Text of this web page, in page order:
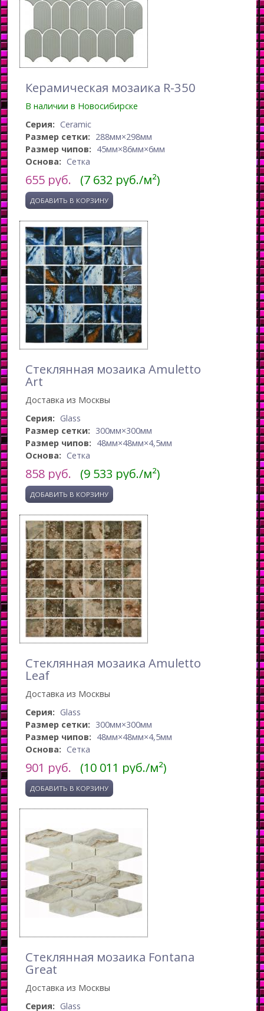
Керамическая мозаика R-350
В наличии в Новосибирске
Серия: Ceramic
Размер сетки: 288мм×298мм
Размер чипов: 45мм×86мм×6мм
Основа: Сетка
655 руб. (7 632 руб./м²)
Стеклянная мозаика Amuletto
Art
Доставка из Москвы
Серия: Glass
Размер сетки: 300мм×300мм
Размер чипов: 48мм×48мм×4,5мм
Основа: Сетка
858 руб. (9 533 руб./м²)
Стеклянная мозаика Amuletto
Leaf
Доставка из Москвы
Серия: Glass
Размер сетки: 300мм×300мм
Размер чипов: 48мм×48мм×4,5мм
Основа: Сетка
901 руб. (10 011 руб./м²)
Стеклянная мозаика Fontana
Great
Доставка из Москвы
Серия: Glass